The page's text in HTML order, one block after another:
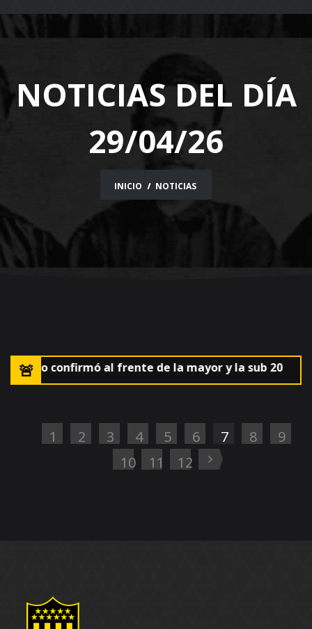
NOTICIAS DEL DÍA
29/04/26
INICIO NOTICIAS
lo confirmó al frente de la mayor y la sub 20 🚨El
1 2 3 4 5 6 7 8
9
10
11 12